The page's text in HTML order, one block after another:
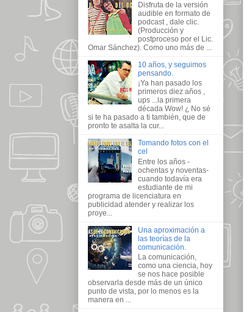
Disfruta de la versión
audible en formato de
podcast , dale clic.
(Producción y
postproceso por el Lic.
Omar Sánchez). Como uno más de ...
10 años, y seguimos
pensando.
¡Ya han pasado los
primeros diez años ,
ups ...la primera
década Wow! ¿ No sé
si te ha pasado a ti también, que de
pronto te asalta la cur...
Tomando fotos con el
cel
Entre los años -
ochentas y noventas-
cuando todavía era
estudiante de mi
programa de licenciatura en
publicidad atender y realizar los
proye...
Una aproximación a
las teorías de la
comunicación.
La comunicación,
como una ciencia, hoy
se nos hace posible
observarla desde más de un único
punto de vista, por lo menos es la
manera en ...